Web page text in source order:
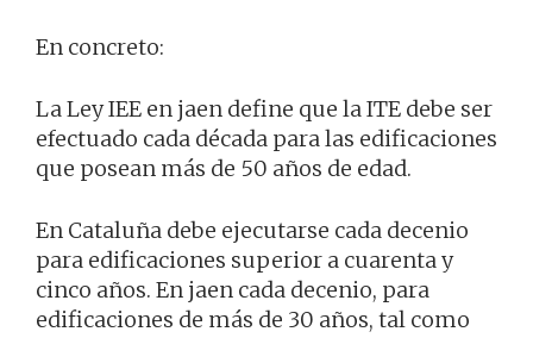
En concreto:
La Ley IEE en jaen define que la ITE debe ser
efectuado cada década para las edificaciones
que posean más de 50 años de edad.
En Cataluña debe ejecutarse cada decenio
para edificaciones superior a cuarenta y
cinco años. En jaen cada decenio, para
edificaciones de más de 30 años, tal como